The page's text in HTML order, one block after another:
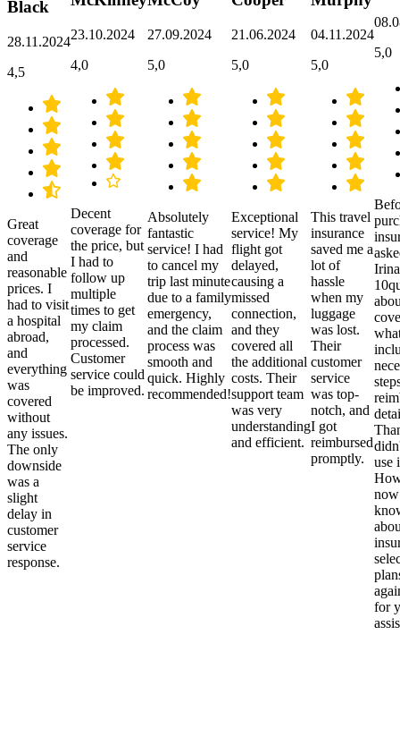
Black
28.11.2024
4,5
Great
coverage
and
reasonable
prices. I
had to visit
a hospital
abroad,
and
everything
was
covered
without
any issues.
The only
downside
was a
slight
delay in
customer
service
response.
23.10.2024
4,0
Decent
coverage for
the price, but
I had to
follow up
multiple
times to get
my claim
processed.
Customer
service could
be improved.
27.09.2024
5,0
Absolutely
fantastic
service! I had
to cancel my
trip last minute
due to a family
emergency,
and the claim
process was
smooth and
quick. Highly
recommended!
21.06.2024
5,0
Exceptional
service! My
flight got
delayed,
causing a
missed
connection,
and they
covered all
the additional
costs. Their
support team
was very
understanding
and efficient.
04.11.2024
5,0
This travel
insurance
saved me a
lot of
hassle
when my
luggage
was lost.
Their
customer
service
was top-
notch, and
I got
reimbursed
promptly.
5,0
use
for